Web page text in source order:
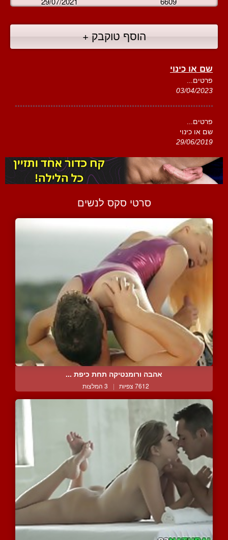
הוסף טוקבק +
שם או כינוי
פרטים...
03/04/2023
פרטים...
שם או כינוי
29/06/2019
סרטי סקס לנשים
אהבה ורומנטיקה תחת כיפת ...
7612 צפיות | 3 המלצות